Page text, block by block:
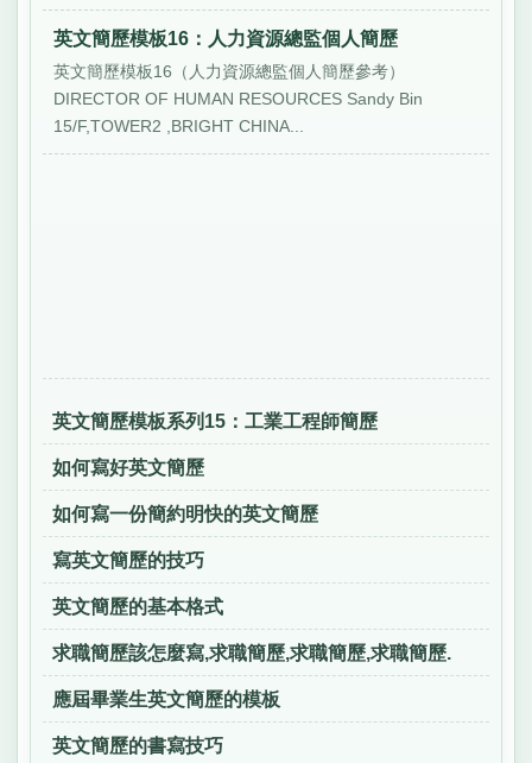
英文簡歷模板16：人力資源總監個人簡歷
英文簡歷模板16（人力資源總監個人簡歷參考）
DIRECTOR OF HUMAN RESOURCES Sandy Bin
15/F,TOWER2 ,BRIGHT CHINA...
英文簡歷模板系列15：工業工程師簡歷
如何寫好英文簡歷
如何寫一份簡約明快的英文簡歷
寫英文簡歷的技巧
英文簡歷的基本格式
求職簡歷該怎麼寫,求職簡歷,求職簡歷,求職簡歷.
應屆畢業生英文簡歷的模板
英文簡歷的書寫技巧